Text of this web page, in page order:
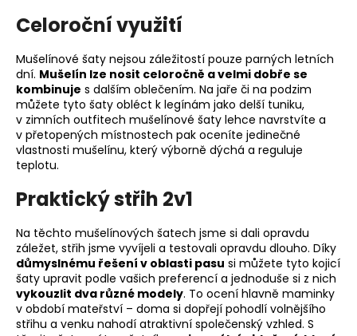
Celoroční využití
Mušelínové šaty nejsou záležitostí pouze parných letních
dní. Mušelín lze nosit celoročně a velmi dobře se
kombinuje s dalším oblečením. Na jaře či na podzim
můžete tyto šaty obléct k legínám jako delší tuniku,
v zimních outfitech mušelínové šaty lehce navrstvíte a
v přetopených místnostech pak oceníte jedinečné
vlastnosti mušelínu, který výborně dýchá a reguluje
teplotu.
Praktický střih 2v1
Na těchto mušelínových šatech jsme si dali opravdu
záležet, střih jsme vyvíjeli a testovali opravdu dlouho. Díky
důmyslnému řešení v oblasti pasu si můžete tyto kojicí
šaty upravit podle vašich preferencí a jednoduše si z nich
vykouzlit dva různé modely. To ocení hlavně maminky
v období mateřství – doma si dopřejí pohodlí volnějšího
střihu a venku nahodí atraktivní společenský vzhled. S